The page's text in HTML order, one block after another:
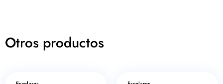
Otros productos